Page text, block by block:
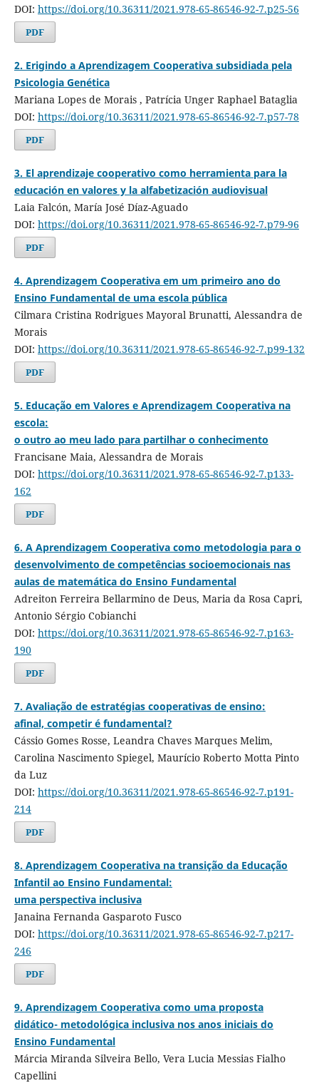
DOI: https://doi.org/10.36311/2021.978-65-86546-92-7.p25-56
PDF
2. Erigindo a Aprendizagem Cooperativa subsidiada pela
Psicologia Genética
Mariana Lopes de Morais , Patrícia Unger Raphael Bataglia
DOI: https://doi.org/10.36311/2021.978-65-86546-92-7.p57-78
PDF
3. El aprendizaje cooperativo como herramienta para la
educación en valores y la alfabetización audiovisual
Laia Falcón, María José Díaz-Aguado
DOI: https://doi.org/10.36311/2021.978-65-86546-92-7.p79-96
PDF
4. Aprendizagem Cooperativa em um primeiro ano do
Ensino Fundamental de uma escola pública
Cilmara Cristina Rodrigues Mayoral Brunatti, Alessandra de
Morais
DOI: https://doi.org/10.36311/2021.978-65-86546-92-7.p99-132
PDF
5. Educação em Valores e Aprendizagem Cooperativa na
escola:
o outro ao meu lado para partilhar o conhecimento
Francisane Maia, Alessandra de Morais
DOI: https://doi.org/10.36311/2021.978-65-86546-92-7.p133-
162
PDF
6. A Aprendizagem Cooperativa como metodologia para o
desenvolvimento de competências socioemocionais nas
aulas de matemática do Ensino Fundamental
Adreiton Ferreira Bellarmino de Deus, Maria da Rosa Capri,
Antonio Sérgio Cobianchi
DOI: https://doi.org/10.36311/2021.978-65-86546-92-7.p163-
190
PDF
7. Avaliação de estratégias cooperativas de ensino:
afinal, competir é fundamental?
Cássio Gomes Rosse, Leandra Chaves Marques Melim,
Carolina Nascimento Spiegel, Maurício Roberto Motta Pinto
da Luz
DOI: https://doi.org/10.36311/2021.978-65-86546-92-7.p191-
214
PDF
8. Aprendizagem Cooperativa na transição da Educação
Infantil ao Ensino Fundamental:
uma perspectiva inclusiva
Janaina Fernanda Gasparoto Fusco
DOI: https://doi.org/10.36311/2021.978-65-86546-92-7.p217-
246
PDF
9. Aprendizagem Cooperativa como uma proposta
didático- metodológica inclusiva nos anos iniciais do
Ensino Fundamental
Márcia Miranda Silveira Bello, Vera Lucia Messias Fialho
Capellini